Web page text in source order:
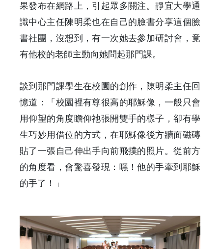
果發布在網路上，引起眾多關注。靜宜大學通
識中心主任陳明柔也在自己的臉書分享這個臉
書社團，沒想到，有一次她去參加研討會，竟
有他校的老師主動向她問起那門課。
談到那門課學生在校園的創作，陳明柔主任回
憶道：「校園裡有尊很高的耶穌像，一般只會
用仰望的角度瞻仰祂張開雙手的樣子，卻有學
生巧妙用借位的方式，在耶穌像後方牆面磁磚
貼了一張自己伸出手向前飛撲的照片。從前方
的角度看，會驚喜發現：嘿！他的手牽到耶穌
的手了！」